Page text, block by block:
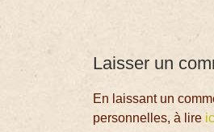
Laisser un
En laissant un
personnelles, à lire